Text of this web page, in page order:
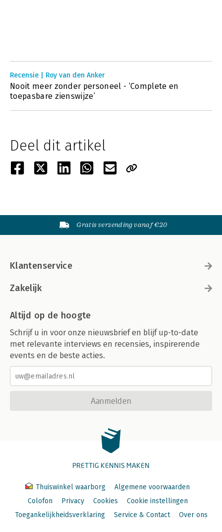
Recensie | Roy van den Anker
Nooit meer zonder personeel - ‘Complete en
toepasbare zienswijze’
Deel dit artikel
Gratis verzending vanaf €20
Klantenservice
Zakelijk
Altijd op de hoogte
Schrijf u in voor onze nieuwsbrief en blijf up-to-date
met relevante interviews en recensies, inspirerende
events en de beste acties.
Aanmelden
PRETTIG KENNIS MAKEN
Thuiswinkel waarborg
Algemene voorwaarden
Colofon
Privacy Cookies
Cookie instellingen
Toegankelijkheidsverklaring
Service & Contact Over ons